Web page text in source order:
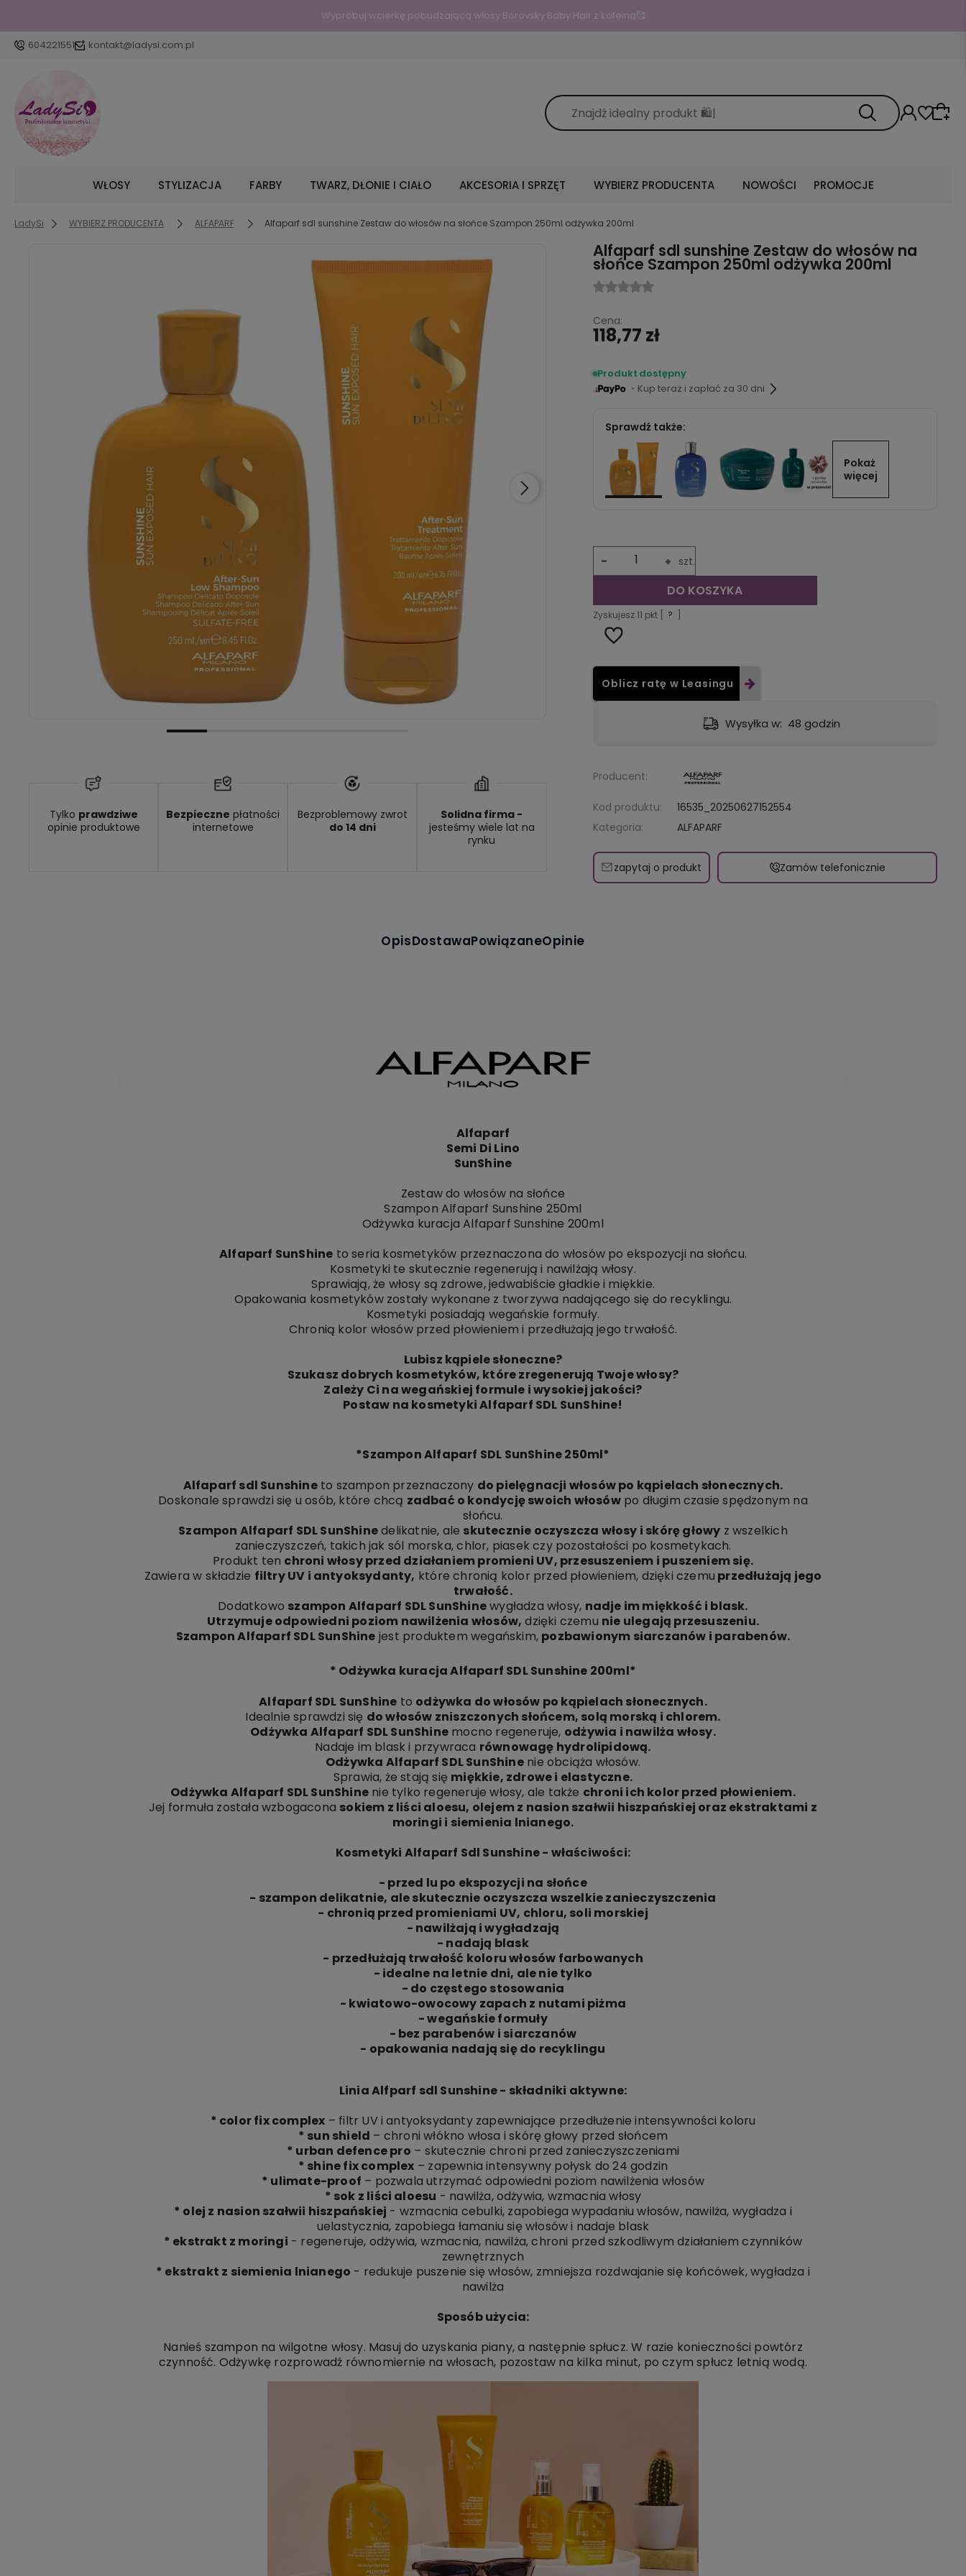
Wypróbuj wcierkę pobudzającą włosy Borovsky Baby Hair z kofeiną🥰
604221551 kontakt@ladysi.com.pl
WŁOSY STYLIZACJA FARBY TWARZ, DŁONIE I CIAŁO AKCESORIA I SPRZĘT WYBIERZ PRODUCENTA NOWOŚCI PROMOCJE
LadySi WYBIERZ PRODUCENTA ALFAPARF Alfaparf sdl sunshine Zestaw do włosów na słońce Szampon 250ml odżywka 200ml
Tylko prawdziwe
opinie produktowe
Bezpieczne płatności
internetowe
Bezproblemowy zwrot
do 14 dni
Solidna firma -
jesteśmy wiele lat na
rynku
Alfaparf sdl sunshine Zestaw do włosów na
słońce Szampon 250ml odżywka 200ml
Cena:
118,77 zł
Produkt dostępny
・Kup teraz i zapłać za 30 dni
Sprawdź także:
Pokaż
więcej
+
- szt.
DO KOSZYKA
Zyskujesz 11 pkt [ ?
Oblicz ratę w Leasingu
od 9,49 zł- GLS - dostawa do automatu Orlen lub Żabka
Producent:
Kod produktu:
16535_20250627152554
Kategoria:
ALFAPARF
zapytaj o produkt Zamów telefonicznie
OpisDostawaPowiązaneOpinie
Alfaparf
Semi Di Lino
SunShine
Zestaw do włosów na słońce
Szampon Alfaparf Sunshine 250ml
Odżywka kuracja Alfaparf Sunshine 200ml
Alfaparf SunShine to seria kosmetyków przeznaczona do włosów po ekspozycji na słońcu.
Kosmetyki te skutecznie regenerują i nawilżają włosy.
Sprawiają, że włosy są zdrowe, jedwabiście gładkie i miękkie.
Opakowania kosmetyków zostały wykonane z tworzywa nadającego się do recyklingu.
Kosmetyki posiadają wegańskie formuły.
Chronią kolor włosów przed płowieniem i przedłużają jego trwałość.
Lubisz kąpiele słoneczne?
Szukasz dobrych kosmetyków, które zregenerują Twoje włosy?
Zależy Ci na wegańskiej formule i wysokiej jakości?
Postaw na kosmetyki Alfaparf SDL SunShine!
*Szampon Alfaparf SDL SunShine 250ml*
Alfaparf sdl Sunshineto szampon przeznaczony do pielęgnacji włosów po kąpielach słonecznych.
Doskonale sprawdzi się u osób, które chcą zadbać o kondycję swoich włosówpo długim czasie spędzonym na
słońcu.
Szampon Alfaparf SDL SunShinedelikatnie, ale skutecznie oczyszcza włosy i skórę głowy z wszelkich
zanieczyszczeń, takich jak sól morska, chlor, piasek czy pozostałości po kosmetykach.
Produkt ten chroni włosy przed działaniem promieni UV, przesuszeniem i puszeniem się.
Zawiera w składzie filtry UV i antyoksydanty, które chronią kolor przed płowieniem, dzięki czemu przedłużają jego
trwałość.
Dodatkowo szampon Alfaparf SDL SunShinewygładza włosy, nadje im miękkość i blask.
Utrzymuje odpowiedni poziom nawilżenia włosów, dzięki czemu nie ulegają przesuszeniu.
Szampon Alfaparf SDL SunShine jest produktem wegańskim, pozbawionym siarczanów i parabenów.
* Odżywka kuracja Alfaparf SDL Sunshine 200ml*
Alfaparf SDL SunShine to odżywka do włosów po kąpielach słonecznych.
Idealnie sprawdzi się do włosów zniszczonych słońcem, solą morską i chlorem.
Odżywka Alfaparf SDL SunShine mocno regeneruje, odżywia i nawilża włosy.
Nadaje im blask i przywraca równowagę hydrolipidową.
Odżywka Alfaparf SDL SunShinenie obciąża włosów.
Sprawia, że stają się miękkie, zdrowe i elastyczne.
Odżywka Alfaparf SDL SunShine nie tylko regeneruje włosy, ale także chroni ich kolor przed płowieniem.
Jej formuła została wzbogacona sokiem z liści aloesu, olejem z nasion szałwii hiszpańskiej oraz ekstraktami z
moringi i siemienia lnianego.
Kosmetyki Alfaparf Sdl Sunshine - właściwości:
- przed lu po ekspozycji na słońce
- szampon delikatnie, ale skutecznie oczyszcza wszelkie zanieczyszczenia
- chronią przed promieniami UV, chloru, soli morskiej
- nawilżają i wygładzają
- nadają blask
- przedłużają trwałość koloru włosów farbowanych
- idealne na letnie dni, ale nie tylko
- do częstego stosowania
- kwiatowo-owocowy zapach z nutami piżma
- wegańskie formuły
- bez parabenów i siarczanów
- opakowania nadają się do recyklingu
Linia Alfparf sdl Sunshine - składniki aktywne:
* color fix complex – filtr UV i antyoksydanty zapewniające przedłużenie intensywności koloru
* sun shield – chroni włókno włosa i skórę głowy przed słońcem
* urban defence pro – skutecznie chroni przed zanieczyszczeniami
* shine fix complex – zapewnia intensywny połysk do 24 godzin
* ulimate-proof – pozwala utrzymać odpowiedni poziom nawilżenia włosów
* sok z liści aloesu - nawilża, odżywia, wzmacnia włosy
* olej z nasion szałwii hiszpańskiej - wzmacnia cebulki, zapobiega wypadaniu włosów, nawilża, wygładza i
uelastycznia, zapobiega łamaniu się włosów i nadaje blask
* ekstrakt z moringi - regeneruje, odżywia, wzmacnia, nawilża, chroni przed szkodliwym działaniem czynników
zewnętrznych
* ekstrakt z siemienia lnianego - redukuje puszenie się włosów, zmniejsza rozdwajanie się końcówek, wygładza i
nawilża
Sposób użycia:
Nanieś szampon na wilgotne włosy. Masuj do uzyskania piany, a następnie spłucz.W razie konieczności powtórz
czynność. Odżywkę rozprowadź równomiernie na włosach, pozostaw na kilka minut, po czym spłucz letnią wodą.